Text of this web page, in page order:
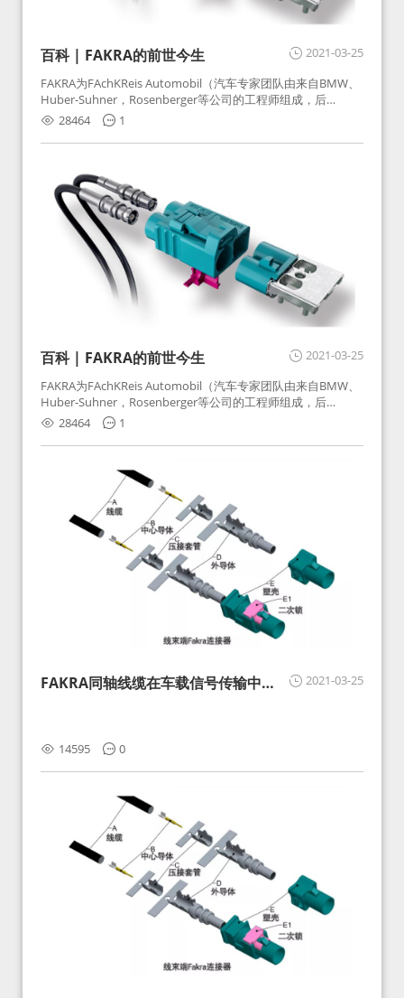
2021-03-25
百科 | FAKRA的前世今生
FAKRA为FAchKReis Automobil（汽车专家团队由来自BMW、
Huber-Suhner，Rosenberger等公司的工程师组成，后
Huber-Suhner相关连接器业务及技术在2010年并入
Rosenberger）缩写。起初为BMW需求用于车载收音机天线连
接，如今FAKRA已成为汽车行业通用标准的射频连接器，被业
28464 1
2021-03-25
百科 | FAKRA的前世今生
FAKRA为FAchKReis Automobil（汽车专家团队由来自BMW、
Huber-Suhner，Rosenberger等公司的工程师组成，后
Huber-Suhner相关连接器业务及技术在2010年并入
Rosenberger）缩写。起初为BMW需求用于车载收音机天线连
接，如今FAKRA已成为汽车行业通用标准的射频连接器，被业
28464 1
2021-03-25
FAKRA同轴线缆在车载信号传输中的
14595 0